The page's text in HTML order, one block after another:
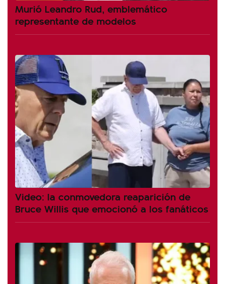
Murió Leandro Rud, emblemático
representante de modelos
Video: la conmovedora reaparición de
Bruce Willis que emocionó a los fanáticos